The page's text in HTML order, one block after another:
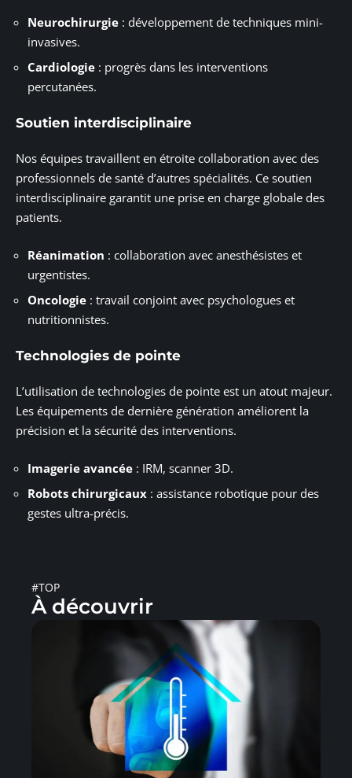
Neurochirurgie : développement de techniques mini-
invasives.
Cardiologie : progrès dans les interventions
percutanées.
Soutien interdisciplinaire
Nos équipes travaillent en étroite collaboration avec des
professionnels de santé d’autres spécialités. Ce soutien
interdisciplinaire garantit une prise en charge globale des
patients.
Réanimation : collaboration avec anesthésistes et
urgentistes.
Oncologie : travail conjoint avec psychologues et
nutritionnistes.
Technologies de pointe
L’utilisation de technologies de pointe est un atout majeur.
Les équipements de dernière génération améliorent la
précision et la sécurité des interventions.
Imagerie avancée : IRM, scanner 3D.
Robots chirurgicaux : assistance robotique pour des
gestes ultra-précis.
#TOP
À découvrir